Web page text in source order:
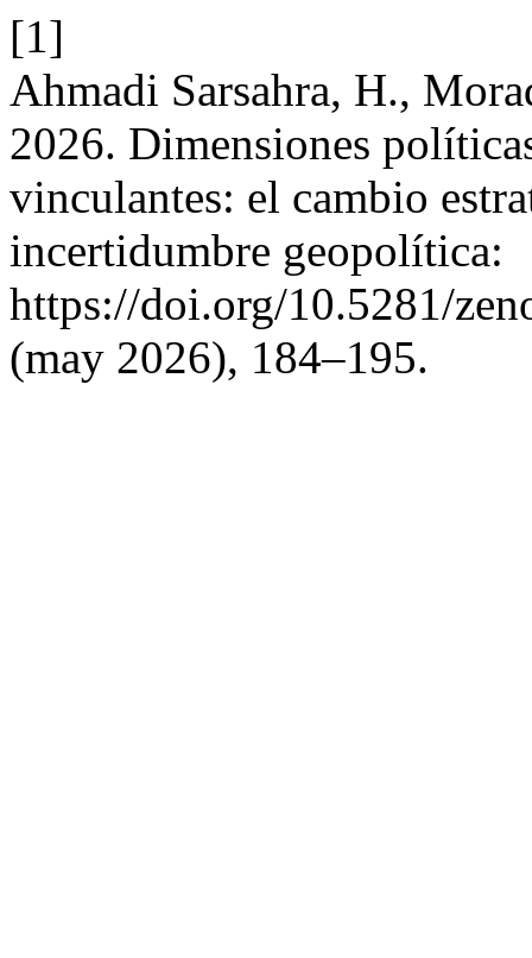
[1]
Ahmadi Sarsahra, H.,
2026. Dimensiones
vinculantes: el cambio
incertidumbre geopolítica:
https://doi.org/10.5281/
(may 2026), 184–195.